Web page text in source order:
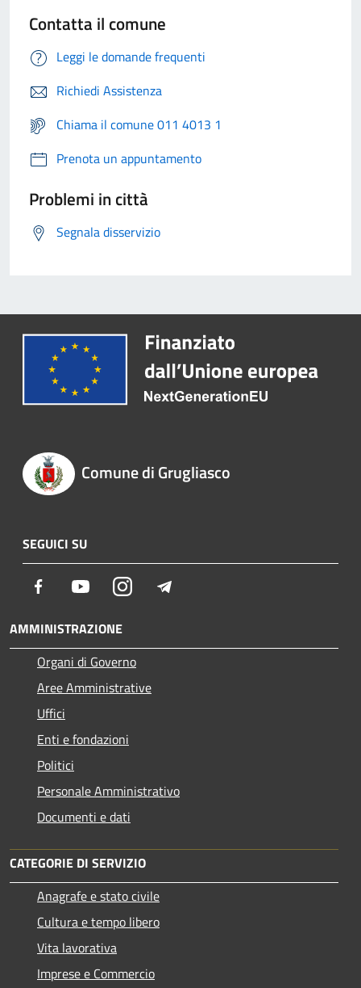
Contatta il comune
Leggi le domande frequenti
Richiedi Assistenza
Chiama il comune 011 4013 1
Prenota un appuntamento
Problemi in città
Segnala disservizio
Comune di Grugliasco
SEGUICI SU
Facebook YoutubeInstagram
AMMINISTRAZIONE
Organi di Governo
Aree Amministrative
Uffici
Enti e fondazioni
Politici
Personale Amministrativo
Documenti e dati
CATEGORIE DI SERVIZIO
Anagrafe e stato civile
Cultura e tempo libero
Vita lavorativa
Imprese e Commercio